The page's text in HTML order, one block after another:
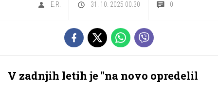
E.R. 31. 10. 2025 00.30 0
V zadnjih letih je "na novo opredelil